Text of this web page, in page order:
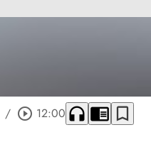
/ play_circle_outline 12:00 headphones chrome_reader_mode bookmark_border